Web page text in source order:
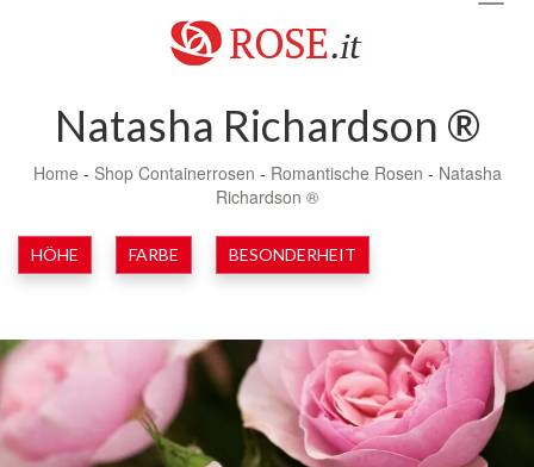
Natasha Richardson ®
Home - Shop Containerrosen - Romantische Rosen - Natasha
Richardson ®
HÖHE FARBE BESONDERHEIT